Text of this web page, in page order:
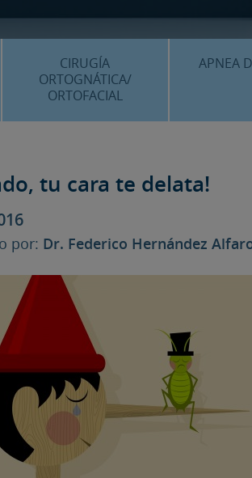
CIRUGÍA
ORTOGNÁTICA/
ORTOFACIAL
CIRUGÍA MÍNIMAMENTE
INVASIVA
PLANIFICACIÓN 3D
FAQS
CASOS CLÍNICOS
APNEA
tu cara te delata!
por: Dr. Federico Hernández